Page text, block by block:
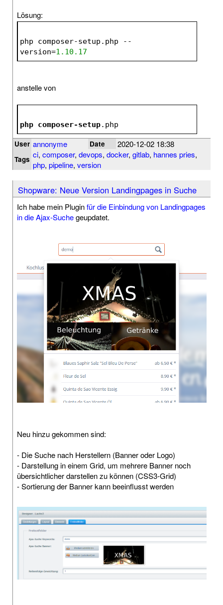
Lösung:
php composer-setup.php --
version=1.10 .17
anstelle von
php composer-setup.php
User annonyme Date 2020-12-02 18:38
Tags ci, composer, devops, docker, gitlab, hannes pries,
php, pipeline, version
Shopware: Neue Version Landingpages in Suche
Ich habe mein Pluginfür die Einbindung von Landingpages
in die Ajax-Suchegeupdatet.
Neu hinzu gekommen sind:
- Die Suche nach Herstellern (Banner oder Logo)
- Darstellung in einem Grid, um mehrere Banner noch
übersichtlicher darstellen zu können (CSS3-Grid)
- Sortierung der Banner kann beeinflusst werden